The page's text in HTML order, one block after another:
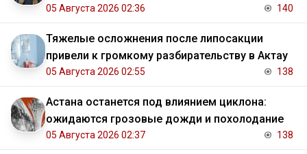
05 Августа 2026 02:36 140
Тяжелые осложнения после липосакции
привели к громкому разбирательству в Актау
05 Августа 2026 02:55 138
Астана останется под влиянием циклона:
ожидаются грозовые дожди и похолодание
05 Августа 2026 02:37 138